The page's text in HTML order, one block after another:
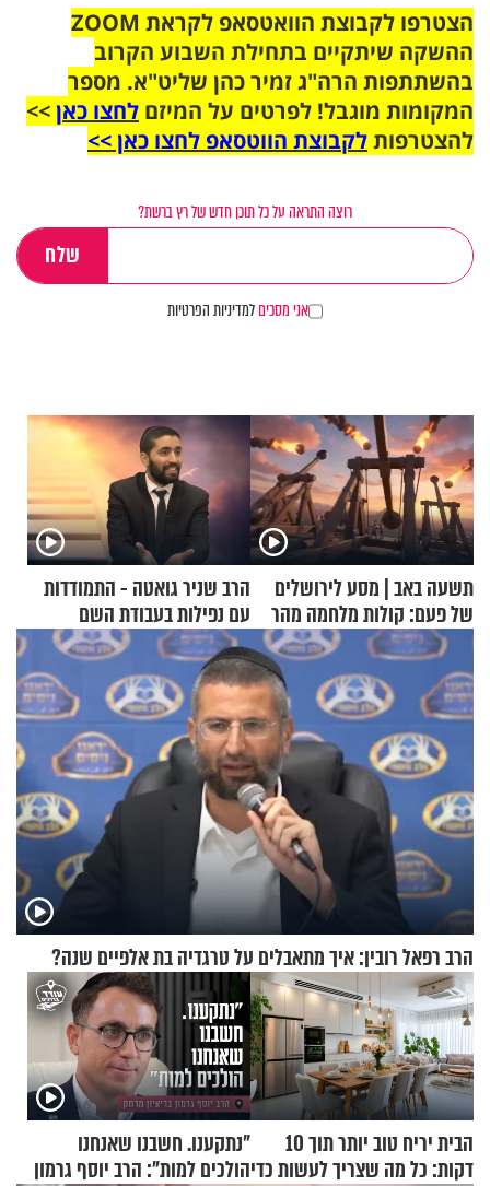
הצטרפו לקבוצת הוואטסאפ לקראת ZOOM
ההשקה שיתקיים בתחילת השבוע הקרוב
בהשתתפות הרה"ג זמיר כהן שליט"א. מספר
המקומות מוגבל! לפרטים על המיזם לחצו כאן>>
להצטרפותלקבוצת הווטסאפ לחצו כאן >>
רוצה התראה על כל תוכן חדש של רץ ברשת?
אני מסכיםלמדיניות הפרטיות
תשעה באב | מסע לירושלים
של פעם: קולות מלחמה מהר
הזיתים
הרב שניר גואטה - התמודדות
עם נפילות בעבודת השם
הרב רפאל רובין: איך מתאבלים על טרגדיה בת אלפיים שנה?
הבית יריח טוב יותר תוך 10
דקות: כל מה שצריך לעשות כדי
"נתקענו. חשבנו שאנחנו
הולכים למות": הרב יוסף גרמון